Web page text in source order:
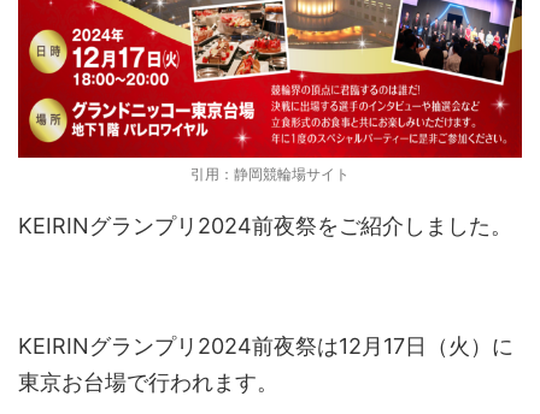
引用：静岡競輪場サイト
KEIRINグランプリ2024前夜祭をご紹介しました。
KEIRINグランプリ2024前夜祭は12月17日（火）に
東京お台場で行われます。